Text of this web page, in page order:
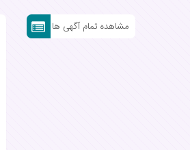
مشاهده تمام آگهی ها